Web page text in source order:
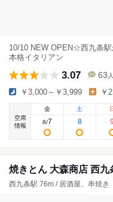
10/10 NEW OPEN☆西九条
本格イタリアン
3.07 63 人
￥3,000～￥3,999 ￥
空席
情報
金
8/7
土
8 9
焼きとん 大森商店 西九
西九条駅 76m / 居酒屋、串焼き